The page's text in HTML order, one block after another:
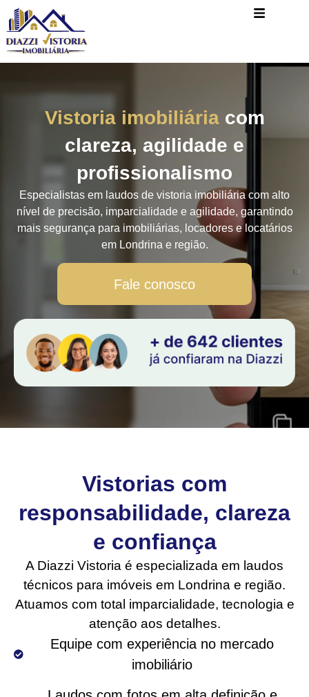
Vistoria imobiliáriacom
clareza, agilidade e
profissionalismo
Especialistas em laudos de vistoria imobiliária com alto
nível de precisão, imparcialidade e agilidade, garantindo
mais segurança para imobiliárias, locadores e locatários
em Londrina e região.
Fale conosco
Vistorias com
responsabilidade, clareza
e confiança
A Diazzi Vistoria é especializada em laudos
técnicos para imóveis em Londrina e região.
Atuamos com total imparcialidade, tecnologia e
atenção aos detalhes.
imobiliário